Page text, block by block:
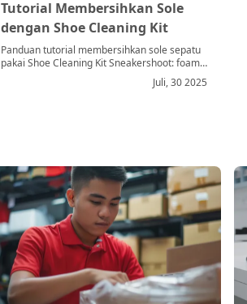
Tutorial Membersihkan Sole
dengan Shoe Cleaning Kit
Panduan tutorial membersihkan sole sepatu
pakai Shoe Cleaning Kit Sneakershoot: foam,
mengembalikan sole tetap putih dan awet.
Juli, 30 2025